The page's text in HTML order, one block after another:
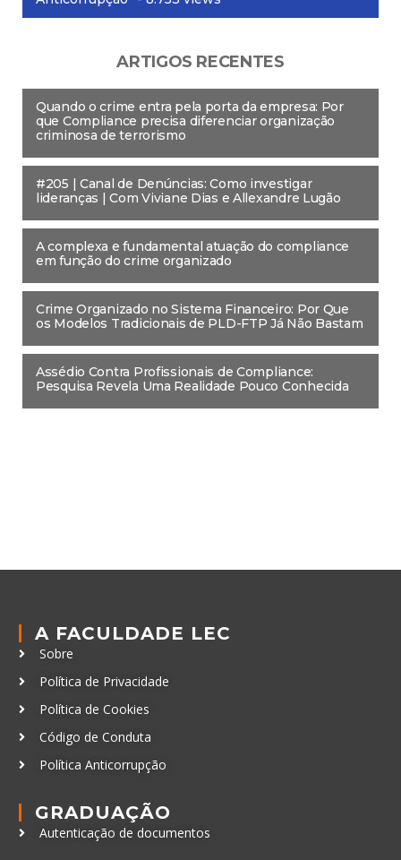
ARTIGOS RECENTES
Quando o crime entra pela porta da empresa: Por
que Compliance precisa diferenciar organização
criminosa de terrorismo
#205 | Canal de Denúncias: Como investigar
lideranças | Com Viviane Dias e Allexandre Lugão
A complexa e fundamental atuação do compliance
em função do crime organizado
Crime Organizado no Sistema Financeiro: Por Que
os Modelos Tradicionais de PLD-FTP Já Não Bastam
Assédio Contra Profissionais de Compliance:
Pesquisa Revela Uma Realidade Pouco Conhecida
A FACULDADE LEC
Sobre
Política de Privacidade
Política de Cookies
Código de Conduta
Política Anticorrupção
GRADUAÇÃO
Autenticação de documentos